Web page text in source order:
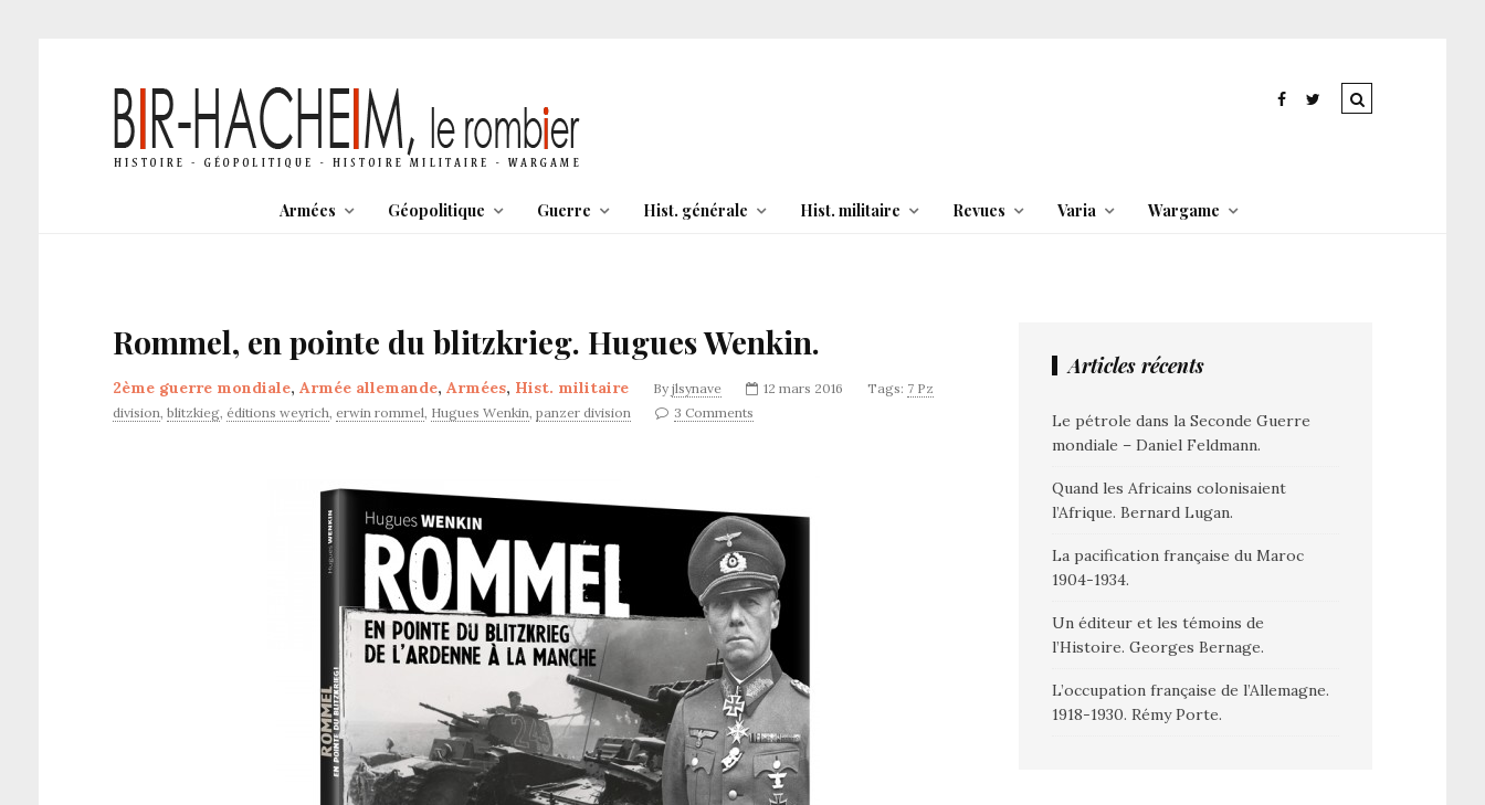
Armées Géopolitique Guerre Hist. générale Hist. militaire Revues Varia Wargame
Rommel, en pointe du blitzkrieg. Hugues Wenkin.
2ème guerre mondiale, Armée allemande, Armées, Hist. militaire By jlsynave 12 mars 2016 Tags: 7 Pz
division, blitzkieg, éditions weyrich, erwin rommel, Hugues Wenkin, panzer division 3 Comments
Articles récents
Le pétrole dans la Seconde Guerre
mondiale – Daniel Feldmann.
Quand les Africains colonisaient
l’Afrique. Bernard Lugan.
La pacification française du Maroc
1904-1934.
Un éditeur et les témoins de
l’Histoire. Georges Bernage.
L’occupation française de l’Allemagne.
1918-1930. Rémy Porte.